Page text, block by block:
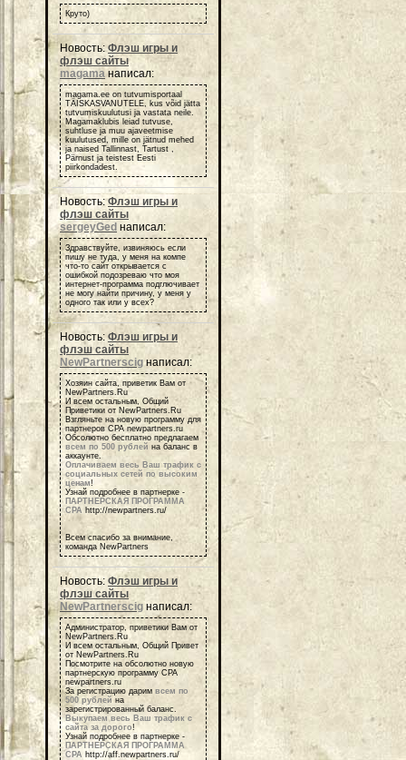
Круто)
Новость:Флэш игры и
флэш сайты
magama написал:
magama.ee on tutvumisportaal
TÄISKASVANUTELE, kus võid jätta
tutvumiskuulutusi ja vastata neile.
Magamaklubis leiad tutvuse,
suhtluse ja muu ajaveetmise
kuulutused, mille on jätnud mehed
ja naised Tallinnast, Tartust ,
Pärnust ja teistest Eesti
piirkondadest.
Новость:Флэш игры и
флэш сайты
sergeyGed написал:
Здравствуйте, извиняюсь если
пишу не туда, у меня на компе
что-то сайт открывается с
ошибкой подозреваю что моя
интернет-программа подглючивает
не могу найти причину, у меня у
одного так или у всех?
Новость:Флэш игры и
флэш сайты
NewPartnerscigнаписал:
Хозяин сайта, приветик Вам от
NewPartners.Ru
И всем остальным, Общий
Приветики от NewPartners.Ru
Взгляньте на новую программу для
партнеров СРА newpartners.ru
Обсолютно бесплатно предлагаем
всем по 500 рублей на баланс в
аккаунте.
Оплачиваем весь Ваш трафик с
социальных сетей по высоким
ценам!
Узнай подробнее в партнерке -
ПАРТНЕРСКАЯ ПРОГРАММА
СРА http://newpartners.ru/
Всем спасибо за внимание,
команда NewPartners
Новость: Флэш игры и
флэш сайты
NewPartnerscig написал:
Администратор, приветики Вам от
NewPartners.Ru
И всем остальным, Общий Привет
от NewPartners.Ru
Посмотрите на обсолютно новую
партнерскую программу СРА
newpartners.ru
За регистрацию дарим всем по
500 рублей на
зарегистрированный баланс.
Выкупаем весь Ваш трафик с
сайта за дорого!
Узнай подробнее в партнерке -
ПАРТНЕРСКАЯ ПРОГРАММА
СРА http://aff.newpartners.ru/